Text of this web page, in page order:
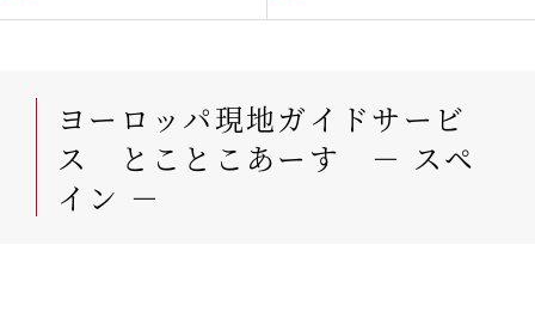
ヨーロッパ現地ガイドサービ
ス とことこあーす － スペ
イン －